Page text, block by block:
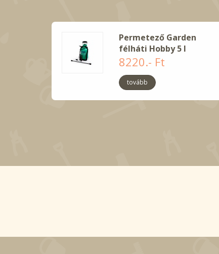
Permetező Garden
félháti Hobby 5 l
8220.- Ft
tovább